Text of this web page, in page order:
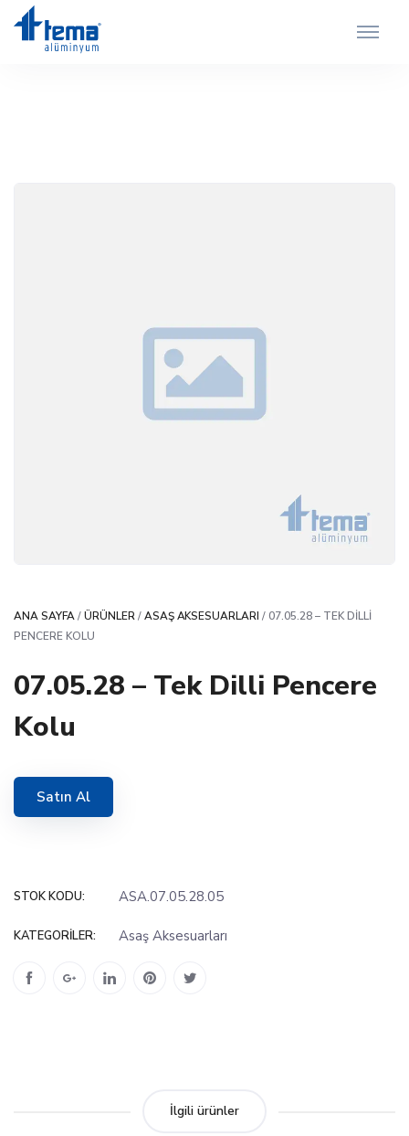
ANA SAYFA/ÜRÜNLER/ASAŞ AKSESUARLARI / 07.05.28 – TEK DILLI
PENCERE KOLU
07.05.28 – Tek Dilli Pencere
Kolu
Satın Al
STOK KODU: ASA.07.05.28.05
KATEGORILER: Asaş Aksesuarları
İlgili ürünler